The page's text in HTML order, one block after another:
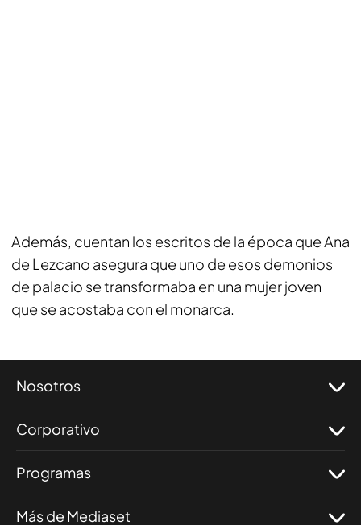
Además, cuentan los escritos de la época que Ana
de Lezcano asegura que uno de esos demonios
de palacio se transformaba en una mujer joven
que se acostaba con el monarca.
Nosotros
Corporativo
Programas
Más de Mediaset